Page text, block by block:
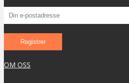
OM OSS